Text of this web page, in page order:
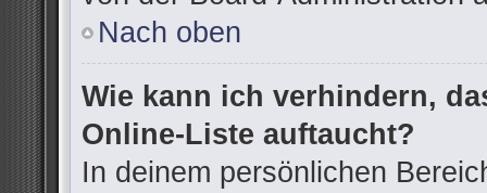
Nach oben
Wie kann ich verhindern,
Online-Liste auftaucht?
In deinem persönlichen